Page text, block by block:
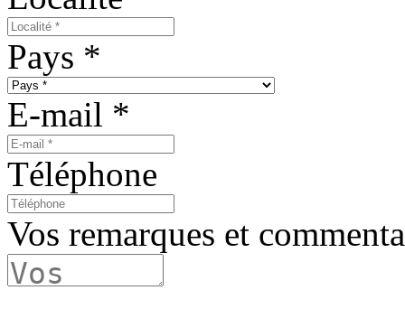
Pays *
E-mail *
Téléphone
Vos remarques et